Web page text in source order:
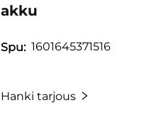
akku
Spu: 1601645371516
Hanki tarjous